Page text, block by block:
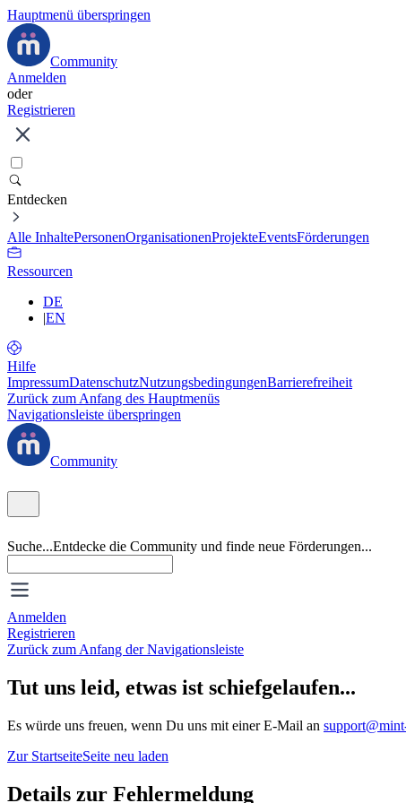
Hauptmenü überspringen
Community
Anmelden
oder
Registrieren
Entdecken
Alle InhaltePersonenOrganisationenProjekteEventsFörderungen
Ressourcen
DE
|EN
Hilfe
ImpressumDatenschutzNutzungsbedingungenBarrierefreiheit
Zurück zum Anfang des Hauptmenüs
Navigationsleiste überspringen
Community
Suche...Entdecke die Community und finde neue Förderungen...
Anmelden
Registrieren
Zurück zum Anfang der Navigationsleiste
Tut uns leid, etwas ist schiefgelaufen...
Es würde uns freuen, wenn Du uns mit einer E-Mail an
Zur StartseiteSeite neu laden
Details zur Fehlermeldung